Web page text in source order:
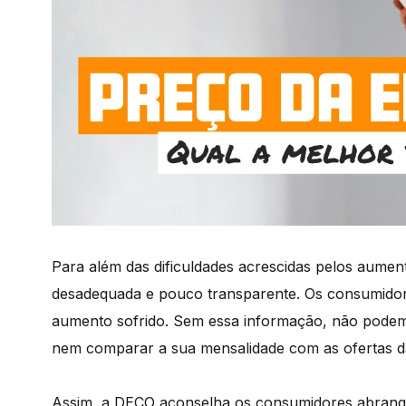
Para além das dificuldades acrescidas pelos
desadequada e pouco transparente. Os
aumento sofrido. Sem essa informação, não
nem comparar a sua mensalidade com as ofertas
Assim, a DECO aconselha os consumidores